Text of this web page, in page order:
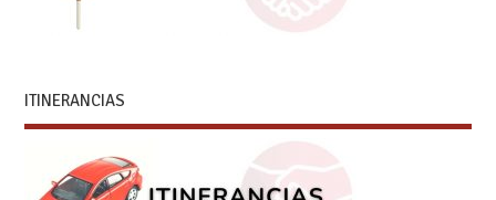
ITINERANCIAS